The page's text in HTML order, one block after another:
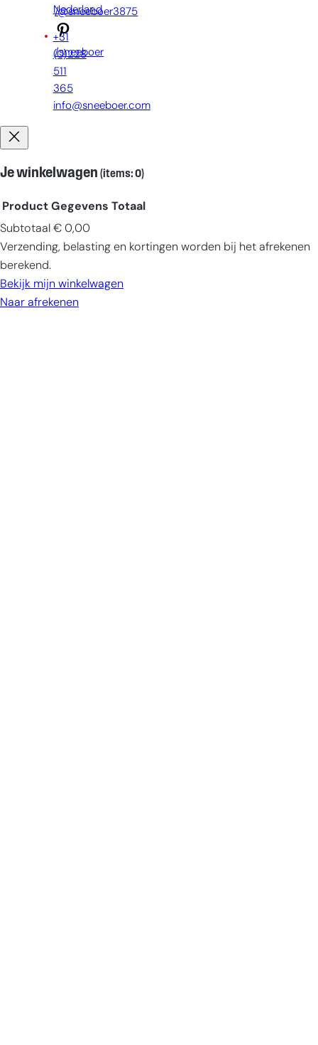
/@sneeboer3875
/sneeboer
Nederland
+31
(0)228
511
365
info@sneeboer.com
Je winkelwagen (items: 0)
Producten
in
winkelwagen
Product Gegevens Totaal
Subtotaal € 0,00
Verzending, belasting en kortingen worden bij het afrekenen
berekend.
Bekijk mijn winkelwagen
Naar afrekenen